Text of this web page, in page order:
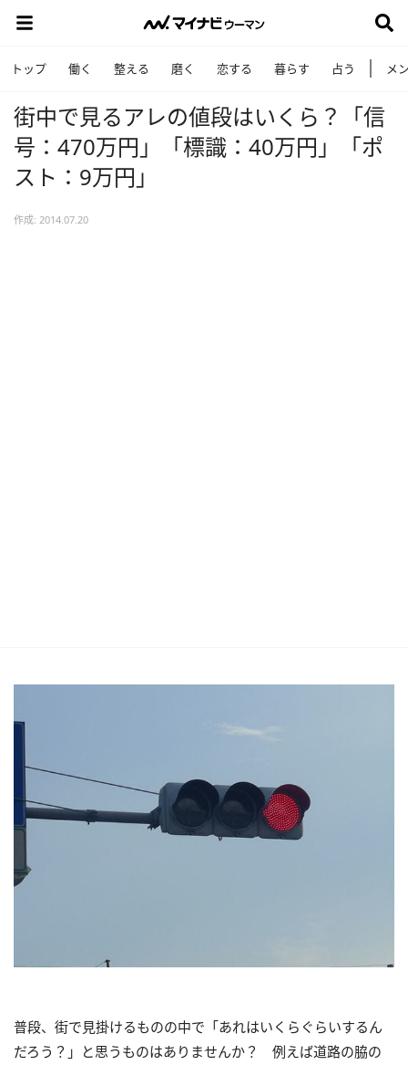
トップ 働く 整える 磨く 恋する 暮らす 占う メ
街中で見るアレの値段はいくら？「信
号：470万円」「標識：40万円」「ポ
スト：9万円」
作成: 2014.07.20
普段、街で見掛けるものの中で「あれはいくらぐらいするん
だろう？」と思うものはありませんか？ 例えば道路の脇の